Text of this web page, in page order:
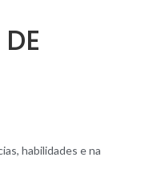
habilidades e na